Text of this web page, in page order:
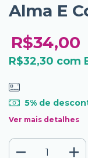
Alma E
R$34,00
R$32,30 com
5% de
Ver mais detalhes